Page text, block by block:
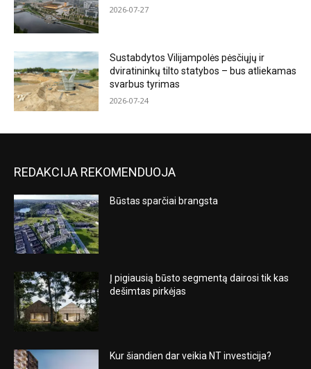
2026-07-27
Sustabdytos Vilijampolės pėsčiųjų ir
dviratininkų tilto statybos – bus atliekamas
svarbus tyrimas
2026-07-24
REDAKCIJA REKOMENDUOJA
Būstas sparčiai brangsta
Į pigiausią būsto segmentą dairosi tik kas
dešimtas pirkėjas
Kur šiandien dar veikia NT investicija?